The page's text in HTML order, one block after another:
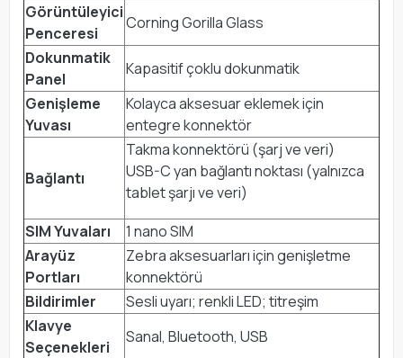
Görüntüleyici
Penceresi
Corning Gorilla Glass
Dokunmatik
Panel
Kapasitif çoklu dokunmatik
Genişleme
Yuvası
Kolayca aksesuar eklemek için
entegre konnektör
Bağlantı
Takma konnektörü (şarj ve veri)
USB-C yan bağlantı noktası (yalnızca
tablet şarjı ve veri)
SIM Yuvaları
1 nano SIM
Arayüz
Portları
Zebra aksesuarları için genişletme
konnektörü
Bildirimler
Sesli uyarı; renkli LED; titreşim
Klavye
Seçenekleri
Sanal, Bluetooth, USB